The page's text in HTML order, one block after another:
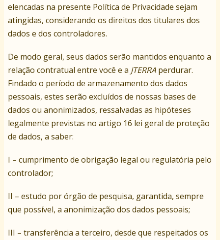
elencadas na presente Política de Privacidade sejam
atingidas, considerando os direitos dos titulares dos
dados e dos controladores.
De modo geral, seus dados serão mantidos enquanto a
relação contratual entre você e a JTERRA perdurar.
Findado o período de armazenamento dos dados
pessoais, estes serão excluídos de nossas bases de
dados ou anonimizados, ressalvadas as hipóteses
legalmente previstas no artigo 16 lei geral de proteção
de dados, a saber:
I – cumprimento de obrigação legal ou regulatória pelo
controlador;
II – estudo por órgão de pesquisa, garantida, sempre
que possível, a anonimização dos dados pessoais;
III – transferência a terceiro, desde que respeitados os